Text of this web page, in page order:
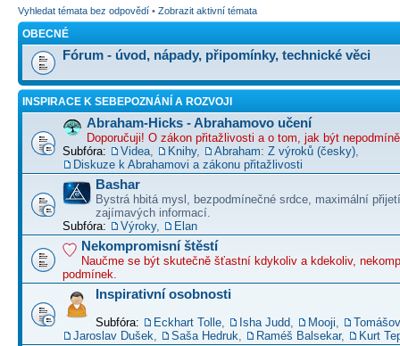
Vyhledat témata bez odpovědí • Zobrazit aktivní témata
OBECNÉ
Fórum - úvod, nápady, připomínky, technické věci
INSPIRACE K SEBEPOZNÁNÍ A ROZVOJI
Abraham-Hicks - Abrahamovo učení
Doporučuji! O zákon přitažlivosti a o tom, jak být
Subfóra:
Videa Knihy, Abraham: Z výroků (česky)
Diskuze k Abrahamovi a zákonu přitažlivosti
Bashar
Bystrá hbitá mysl, bezpodmínečné srdce, maximální
zajímavých informací.
Subfóra:
Výroky, Elan
Nekompromisní štěstí
Naučme se být skutečně šťastní kdykoliv a kdekoliv,
podmínek.
Inspirativní osobnosti
Subfóra: Eckhart Tolle Isha Judd Mooji
Jaroslav Dušek
Saša Hedruk Raméš Balsekar, Kurt